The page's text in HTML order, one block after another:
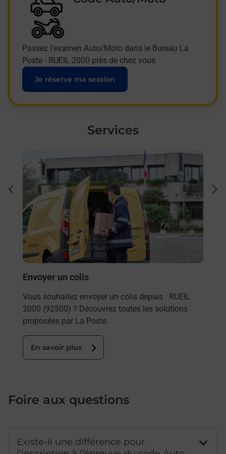
Passez l'examen Auto/Moto dans le Bureau La
Poste - RUEIL 2000 près de chez vous
Je réserve ma session
Services
En savoir plus
Envoyer un colis
Vous souhaitez envoyer un colis depuis : RUEIL
2000 (92500) ? Découvrez toutes les solutions
proposées par La Poste.
En savoir plus
Foire aux questions
Existe-il une différence pour